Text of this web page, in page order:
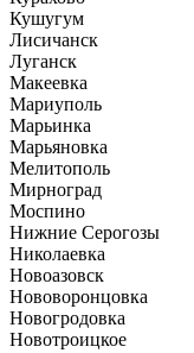
Кушугум
Лисичанск
Луганск
Макеевка
Мариуполь
Марьинка
Марьяновка
Мелитополь
Мирноград
Моспино
Нижние Серогозы
Николаевка
Новоазовск
Нововоронцовка
Новогродовка
Новотроицкое